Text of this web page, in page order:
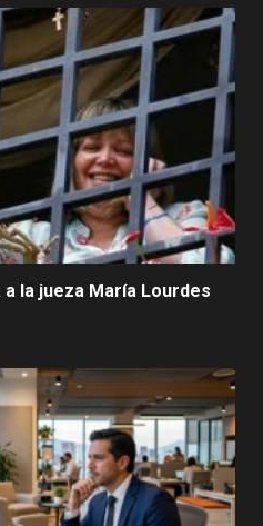
la jueza María Lourdes